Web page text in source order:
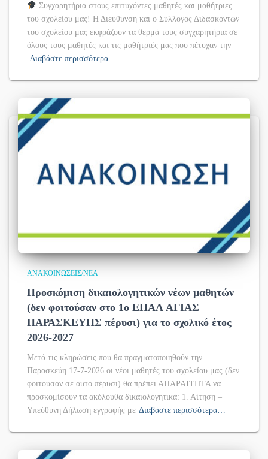
Συγχαρητήρια στους επιτυχόντες μαθητές και μαθήτριες
του σχολείου μας! Η Διεύθυνση και ο Σύλλογος Διδασκόντων
του σχολείου μας εκφράζουν τα θερμά τους συγχαρητήρια σε
όλους τους μαθητές και τις μαθήτριές μας που πέτυχαν την
Διαβάστε περισσότερα…
ΑΝΑΚΟΙΝΏΣΕΙΣ/ΝΈΑ
Προσκόμιση δικαιολογητικών νέων μαθητών
(δεν φοιτούσαν στο 1ο ΕΠΑΛ ΑΓΙΑΣ
ΠΑΡΑΣΚΕΥΗΣ πέρυσι) για το σχολικό έτος
2026-2027
Μετά τις κληρώσεις που θα πραγματοποιηθούν την
Παρασκεύη 17-7-2026 οι νέοι μαθητές του σχολείου μας (δεν
φοιτούσαν σε αυτό πέρυσι) θα πρέπει ΑΠΑΡΑΙΤΗΤΑ να
προσκομίσουν τα ακόλουθα δικαιολογητικά: 1. Αίτηση –
Υπεύθυνη Δήλωση εγγραφής με Διαβάστε περισσότερα…